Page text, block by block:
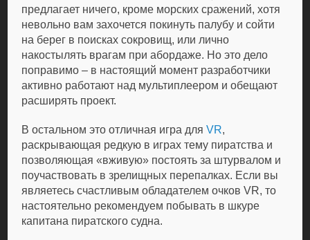
предлагает ничего, кроме морских сражений, хотя
невольно вам захочется покинуть палубу и сойти
на берег в поисках сокровищ, или лично
накостылять врагам при абордаже. Но это дело
поправимо – в настоящий момент разработчики
активно работают над мультиплеером и обещают
расширять проект.
В остальном это отличная игра дляVR,
раскрывающая редкую в играх тему пиратства и
позволяющая «вживую» постоять за штурвалом и
поучаствовать в зрелищных перепалках. Если вы
являетесь счастливым обладателем очков VR, то
настоятельно рекомендуем побывать в шкуре
капитана пиратского судна.